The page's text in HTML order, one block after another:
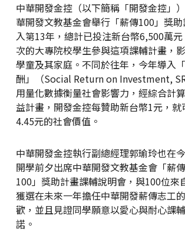
中華開發金控（以下簡稱「開發金控」
華開發文教基金會舉行「薪傳100」獎
入第13年，總計已投注新台幣6,500萬
次的大專院校學生參與這項課輔計畫，
學童及其家庭。不同於往年，今年導入
酬」（Social Return on Investment,
用量化數據衡量社會影響力，經綜合計
益計畫，開發金控每贊助新台幣1元，就
4.45元的社會價值。
中華開發金控執行副總經理郭瑜玲也在
開學前夕出席中華開發文教基金會「薪
100」獎助計畫課輔說明會，與100位來
獲選在未來一年擔任中華開發薪傳志工
歡，並且見證同學願意以愛心與耐心課
諾。